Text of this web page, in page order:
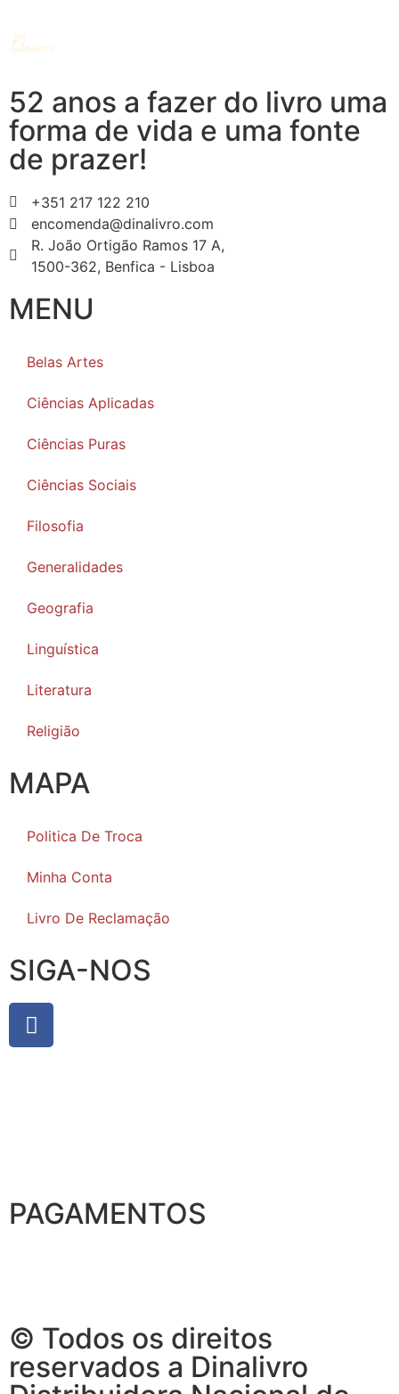
52 anos a fazer do livro uma
forma de vida e uma fonte
de prazer!
+351 217 122 210
encomenda@dinalivro.com
R. João Ortigão Ramos 17 A,
1500-362, Benfica - Lisboa
MENU
Belas Artes
Ciências Aplicadas
Ciências Puras
Ciências Sociais
Filosofia
Generalidades
Geografia
Linguística
Literatura
Religião
MAPA
Politica De Troca
Minha Conta
Livro De Reclamação
SIGA-NOS
PAGAMENTOS
© Todos os direitos
reservados a Dinalivro